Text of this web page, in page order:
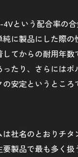
という配合率の
に製品にした際の
してからの耐用年
ったり、さらには
安定というところ
社名のとおりチ
製品で最も多く